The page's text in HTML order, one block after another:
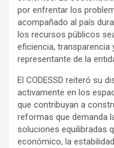
por enfrentar los
acompañado al país
los recursos públicos
eficiencia, transparencia
representante de la
El CODESSD reiteró su
activamente en los
que contribuyan a
reformas que demanda
soluciones equilibradas
económico, la